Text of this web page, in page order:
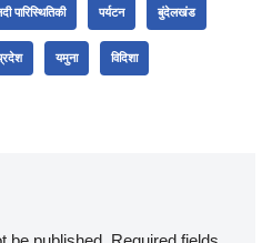
पारिस्थितिकी पर्यटन बुंदेलखंड
यमुना विदिशा